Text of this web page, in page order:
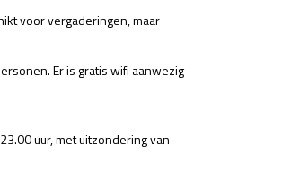
voor vergaderingen, maar
Er is gratis wifi aanwezig
uur, met uitzondering van